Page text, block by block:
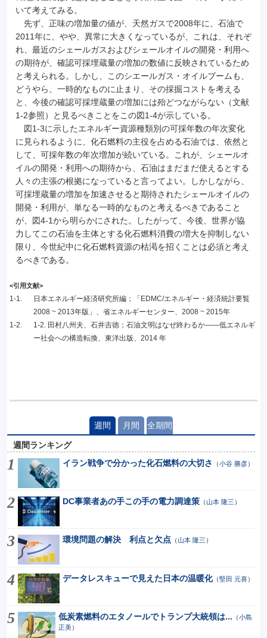
いて考えてみる。
先ず、正味の増加量の値が、天然ガスで2008年に、石油で
2011年に、やや、異常に大きくなっているが、これは、それぞ
れ、最近のシェールガスおよびシェールオイルの開発・利用へ
の期待が、確認可採埋蔵量の増加の数値に反映されているため
と考えられる。しかし、このシエールガス・オイルブームも、
どうやら、一時的なものに止まり、その採掘コストを考える
と、今後の確認可採埋蔵量の増加には殆どつながらない（文献
1-2参照）と見るべきことをこの図1-4が示している。
図1-3に示したエネルギー資源種類別の可採年数の年次変化
に見られるように、化石燃料の主役を占める石油では、依然と
して、可採年数の年次増加が続いている。これが、シェールオ
イルの開発・利用への期待から、石油はまだまだ使えるとする
人々の主張の根拠になっていると言ってよい。しかしながら、
可採埋蔵量の増加を加速させると期待されたシェールオイルの
開発・利用が、単なる一時的なものと考えるべきであること
が、図4-1から明らかにされた。したがって、今後、世界が協
力してこの石油を主体とする化石燃料消費の増大を抑制しない
限り、今世紀中に化石燃料資源の枯渇を招くことは必須と考え
るべきである。
<引用文献>
1-1.
日本エネルギー経済研究所編；「EDMC/エネルギー・経済統計要覧
2008 ~ 2013年版」、省エネルギーセンター、2008 ~ 2015年
1-2.
1-2. 田村八州夫、石井吉徳；石油文明はなぜ終わるか――低エネルギ
ー社会への構造転換、東洋出版、2014 年
週間 月間 全期間
週間ランキング
イラン戦争で分かった化石燃料の大切さ
（小谷 勝彦）
DC事業者あの手この手の電力調達策（山本 隆三 ）
環境問題の解決 利点と欠点 （山本 隆三 ）
データレスキューで見えた日本の温暖化（堅田 元喜）
低炭素燃料のエタノールでトランプ大統領は... （小島
正美）